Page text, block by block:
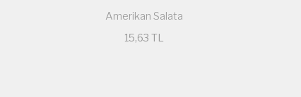
Amerikan Salata
15,63 TL